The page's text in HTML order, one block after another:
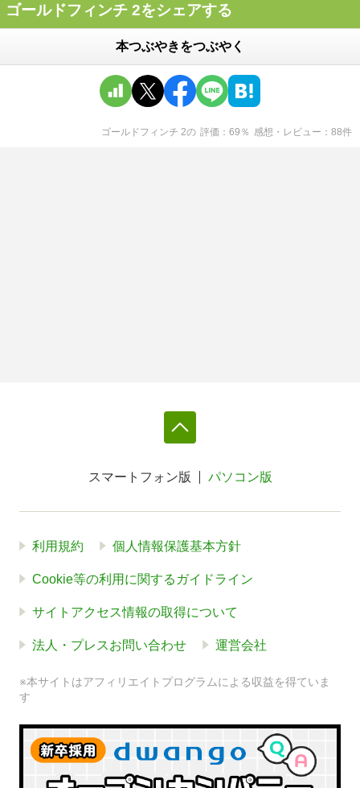
ゴールドフィンチ 2をシェアする
本つぶやきをつぶやく
ゴールドフィンチ 2の 評価 69 ％ 感想・レビュー 88件
スマートフォン版 パソコン版
利用規約 個人情報保護基本方針
Cookie等の利用に関するガイドライン
サイトアクセス情報の取得について
法人・プレスお問い合わせ 運営会社
※本サイトはアフィリエイトプログラムによる収益を得ていま
す